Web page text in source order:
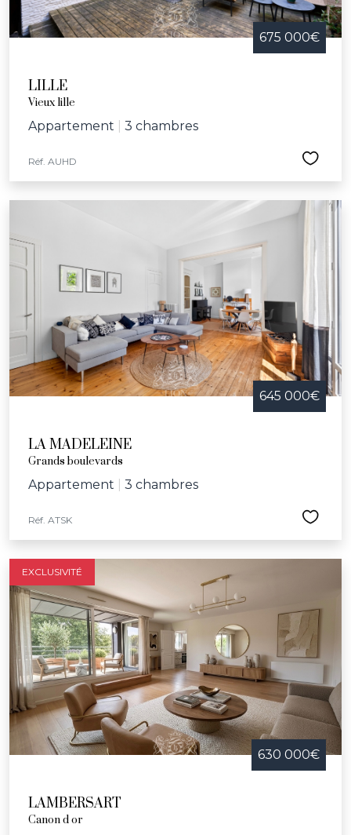
675 000€
LILLE
Vieux lille
Appartement 3 chambres
Réf. AUHD
645 000€
LA MADELEINE
Grands boulevards
Appartement 3 chambres
Réf. ATSK
EXCLUSIVITÉ
630 000€
LAMBERSART
Canon d or